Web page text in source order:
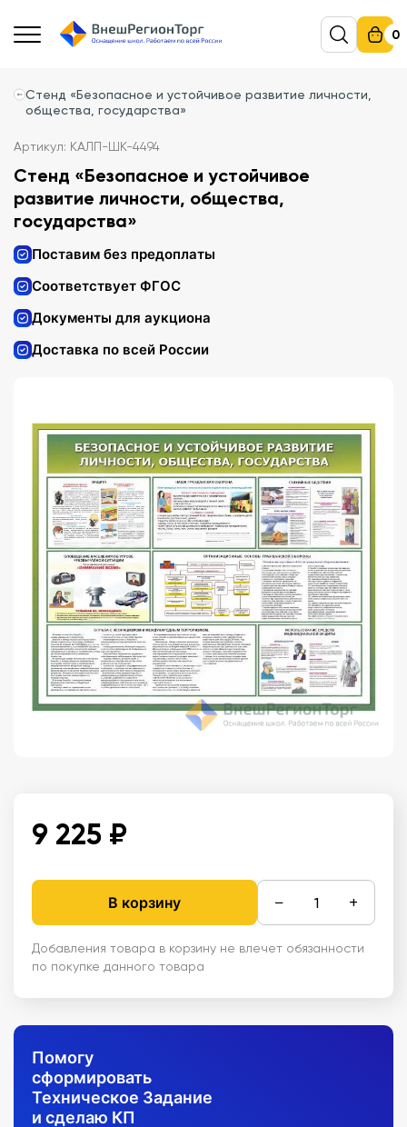
0
Стенд «Безопасное и устойчивое развитие личности,
общества, государства»
Артикул: КАЛП-ШК-4494
Стенд «Безопасное и устойчивое
развитие личности, общества,
государства»
Поставим без предоплаты
Соответствует ФГОС
Документы для аукциона
Доставка по всей России
9 225 ₽
В корзину − +
Добавления товара в корзину не влечет обязанности
по покупке данного товара
Помогу
сформировать
Техническое Задание
и сделаю КП